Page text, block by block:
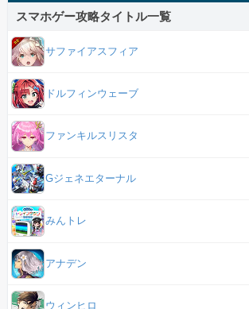
スマホゲー攻略タイトル一覧
サファイアスフィア
ドルフィンウェーブ
ファンキルスリスタ
Gジェネエターナル
みんトレ
アナデン
ウィンヒロ